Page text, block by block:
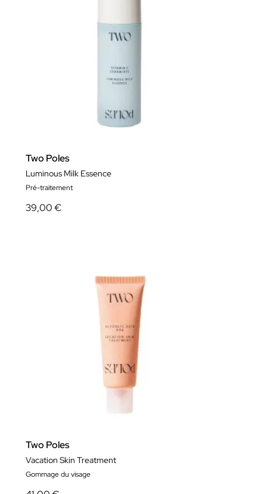
Two Poles
Luminous Milk Essence
Pré-traitement
39,00 €
Two Poles
Vacation Skin Treatment
Gommage du visage